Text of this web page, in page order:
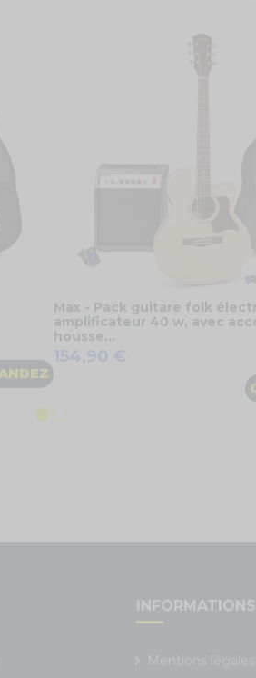
Max - Pack guitare folk
amplificateur 40 w, avec
housse...
154,90 €
INFORMATIONS